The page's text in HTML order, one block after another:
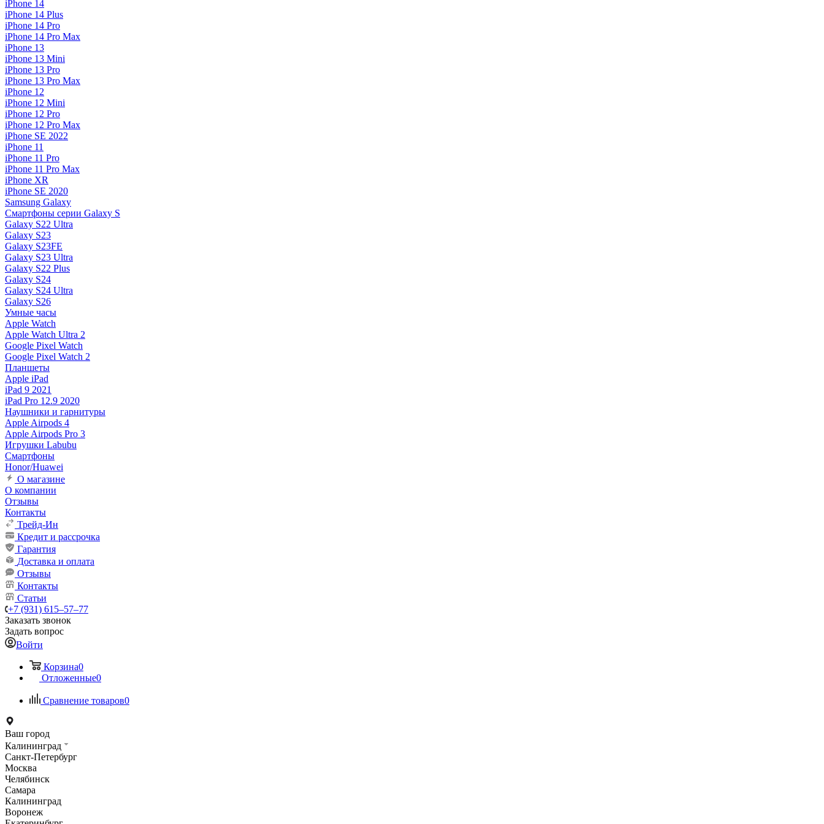
iPhone 14
iPhone 14 Plus
iPhone 14 Pro
iPhone 14 Pro Max
iPhone 13
iPhone 13 Mini
iPhone 13 Pro
iPhone 13 Pro Max
iPhone 12
iPhone 12 Mini
iPhone 12 Pro
iPhone 12 Pro Max
iPhone SE 2022
iPhone 11
iPhone 11 Pro
iPhone 11 Pro Max
iPhone XR
iPhone SE 2020
Samsung Galaxy
Смартфоны серии Galaxy S
Galaxy S22 Ultra
Galaxy S23
Galaxy S23FE
Galaxy S23 Ultra
Galaxy S22 Plus
Galaxy S24
Galaxy S24 Ultra
Galaxy S26
Умные часы
Apple Watch
Apple Watch Ultra 2
Google Pixel Watch
Google Pixel Watch 2
Планшеты
Apple iPad
iPad 9 2021
iPad Pro 12.9 2020
Наушники и гарнитуры
Apple Airpods 4
Apple Airpods Pro 3
Игрушки Labubu
Смартфоны
Honor/Huawei
О магазине
О компании
Отзывы
Контакты
Трейд-Ин
Кредит и рассрочка
Гарантия
Доставка и оплата
Отзывы
Контакты
Статьи
+7 (931) 615‒57‒77
Заказать звонок
Задать вопрос
Войти
Корзина0
Отложенные0
Сравнение товаров0
Ваш город
Калининград
Санкт-Петербург
Москва
Челябинск
Самара
Калининград
Воронеж